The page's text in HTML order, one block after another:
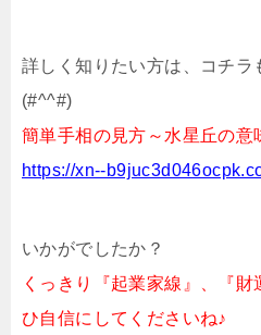
詳しく知りたい方は、コチラ
(#^^#)
簡単手相の見方～水星丘の意
https://xn--
いかがでしたか？
くっきり『起業家線』、『
ひ自信にしてくださいね♪